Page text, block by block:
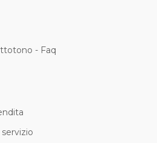
- Faq